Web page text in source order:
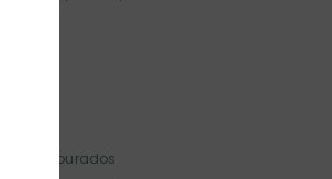
dourados